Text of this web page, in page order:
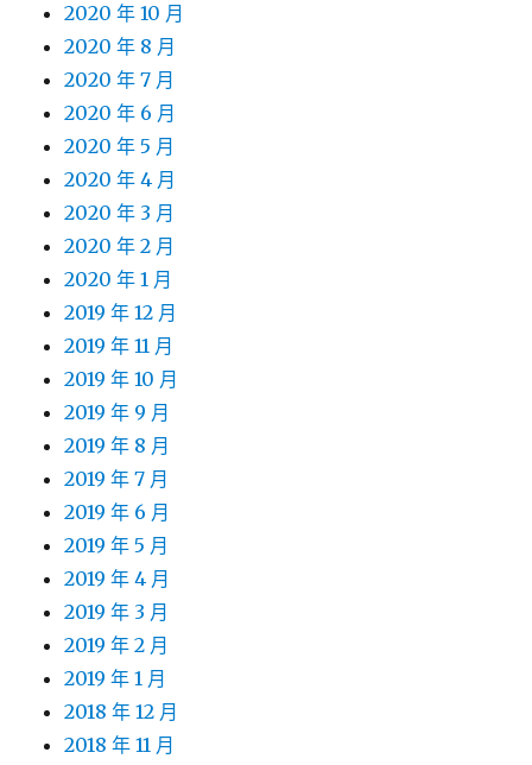
2020 年 10 月
2020 年 8 月
2020 年 7 月
2020 年 6 月
2020 年 5 月
2020 年 4 月
2020 年 3 月
2020 年 2 月
2020 年 1 月
2019 年 12 月
2019 年 11 月
2019 年 10 月
2019 年 9 月
2019 年 8 月
2019 年 7 月
2019 年 6 月
2019 年 5 月
2019 年 4 月
2019 年 3 月
2019 年 2 月
2019 年 1 月
2018 年 12 月
2018 年 11 月